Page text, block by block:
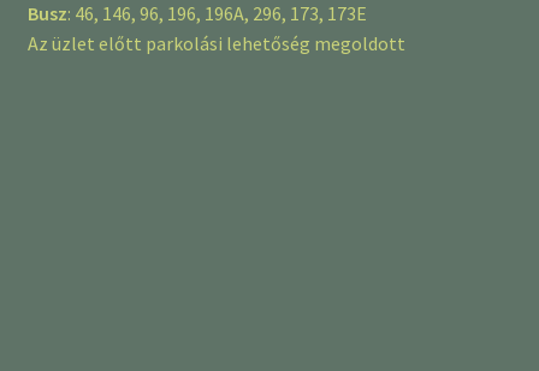
Busz: 46, 146, 96, 196, 196A, 296, 173, 173E
Az üzlet előtt parkolási lehetőség megoldott